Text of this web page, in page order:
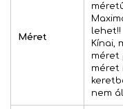
Méret
lehet!!
Kínai,
méret
méret
nem